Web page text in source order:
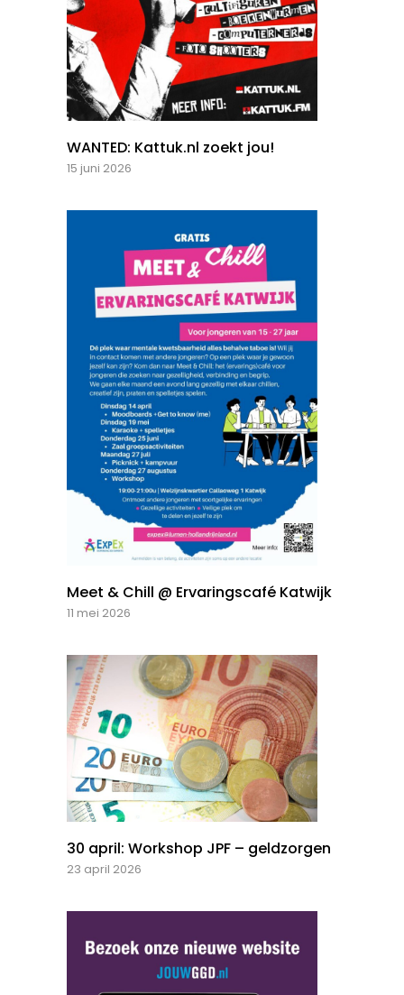
WANTED: Kattuk.nl zoekt jou!
15 juni 2026
Meet & Chill @ Ervaringscafé Katwijk
11 mei 2026
30 april: Workshop JPF – geldzorgen
23 april 2026